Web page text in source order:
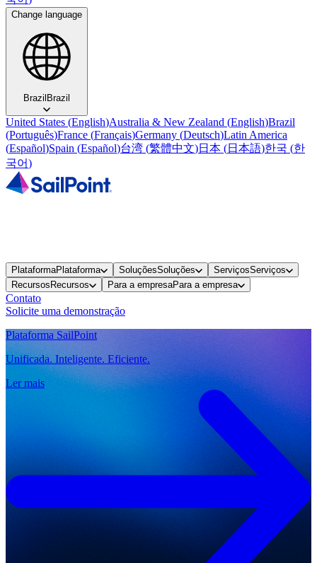
Change language
BrazilBrazil
United States (English)Australia & New Zealand (English)Brazil
(Português)France (Français)Germany (Deutsch)Latin America
(Español)Spain (Español)台湾 (繁體中文)日本 (日本語)한국 (한
국어)
PlataformaPlataforma SoluçõesSoluções ServiçosServiços
Recursos Recursos Para a empresaPara a empresa
Contato
Solicite uma demonstração
Plataforma SailPoint
Unificada. Inteligente. Eficiente.
Ler mais